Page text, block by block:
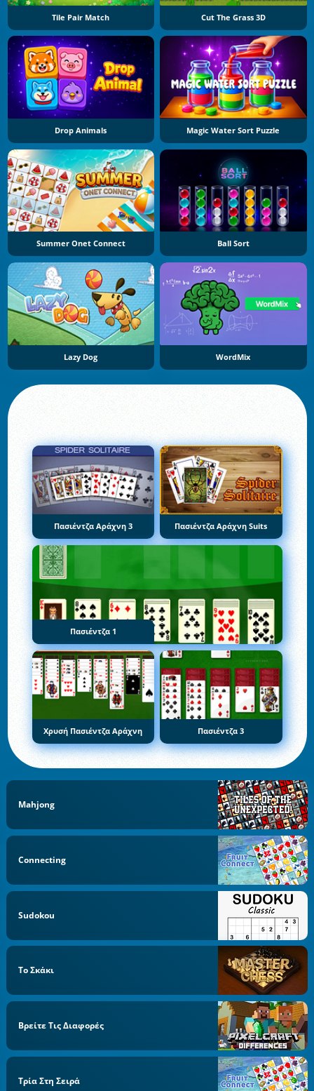
Tile Pair Match Cut The Grass 3D
Drop Animals Magic Water Sort Puzzle
Summer Onet Connect Ball Sort
Lazy Dog WordMix
Πασιέντζα Αράχνη 3 Πασιέντζα Αράχνη Suits
Πασιέντζα 1
Χρυσή Πασιέντζα Αράχνη Πασιέντζα 3
Mahjong
Connecting
Sudokou
Το Σκάκι
Βρείτε Τις Διαφορές
Τρία Στη Σειρά